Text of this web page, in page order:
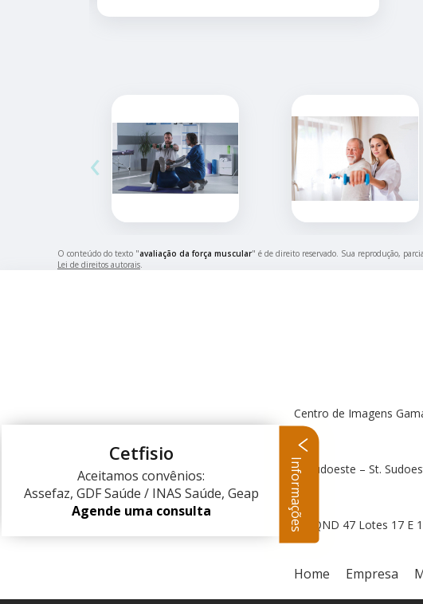
‹
O conteúdo do texto "avaliação da força muscular" é de direito reservado. Sua reprodução,
Lei de direitos autorais.
Centro de Imagens
Centro Clínico Sudoeste – St.
QND 47 Lotes 17 E
Home Empresa
Cetfisio
Aceitamos convênios:
Assefaz, GDF Saúde / INAS Saúde, Geap
Agende uma consulta
Informações